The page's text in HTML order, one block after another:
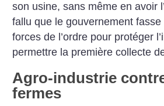
son usine, sans même en avoir
fallu que le gouvernement
forces de l’ordre pour protéger
permettre la première collecte
Agro-industrie
fermes